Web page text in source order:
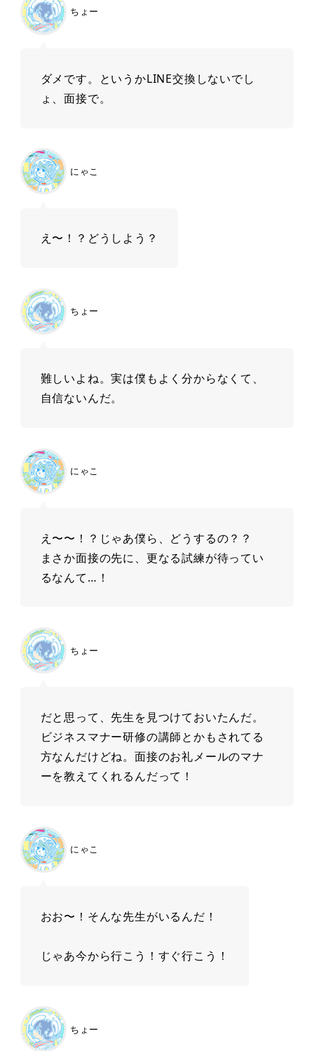
ちょー
ダメです。というかLINE交換しないでし
ょ、面接で。
にゃこ
え〜！？どうしよう？
ちょー
難しいよね。実は僕もよく分からなくて、
自信ないんだ。
にゃこ
え〜〜！？じゃあ僕ら、どうするの？？
まさか面接の先に、更なる試練が待ってい
るなんて…！
ちょー
だと思って、先生を見つけておいたんだ。
ビジネスマナー研修の講師とかもされてる
方なんだけどね。面接のお礼メールのマナ
ーを教えてくれるんだって！
にゃこ
おお〜！そんな先生がいるんだ！
じゃあ今から行こう！すぐ行こう！
ちょー